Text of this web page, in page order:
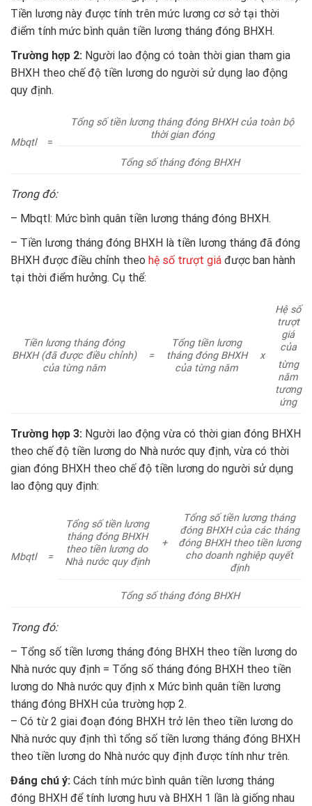
Tiền lương này được tính trên mức lương cơ sở tại thời
điểm tính mức bình quân tiền lương tháng đóng BHXH.
Trường hợp 2: Người lao động có toàn thời gian tham gia
BHXH theo chế độ tiền lương do người sử dụng lao động
quy định.
Mbqtl =
Tổng số tiền lương tháng đóng BHXH của toàn bộ
thời gian đóng
Tổng số tháng đóng BHXH
Trong đó:
– Mbqtl: Mức bình quân tiền lương tháng đóng BHXH.
– Tiền lương tháng đóng BHXH là tiền lương tháng đã đóng
BHXH được điều chỉnh theo hệ số trượt giá được ban hành
tại thời điểm hưởng. Cụ thể:
Tiền lương tháng đóng
BHXH (đã được điều chỉnh)
của từng năm
=
Tổng tiền lương
tháng đóng BHXH
của từng năm
x
Hệ số
trượt
giá
của
từng
năm
tương
ứng
Trường hợp 3: Người lao động vừa có thời gian đóng BHXH
theo chế độ tiền lương do Nhà nước quy định, vừa có thời
gian đóng BHXH theo chế độ tiền lương do người sử dụng
lao động quy định:
Mbqtl =
Tổng số tiền lương
tháng đóng BHXH
theo tiền lương do
Nhà nước quy định
+
Tổng số tiền lương tháng
đóng BHXH của các tháng
đóng BHXH theo tiền lương
cho doanh nghiệp quyết
định
Tổng số tháng đóng BHXH
Trong đó:
– Tổng số tiền lương tháng đóng BHXH theo tiền lương do
Nhà nước quy định = Tổng số tháng đóng BHXH theo tiền
lương do Nhà nước quy định x Mức bình quân tiền lương
tháng đóng BHXH của trường hợp 2.
– Có từ 2 giai đoạn đóng BHXH trở lên theo tiền lương do
Nhà nước quy định thì tổng số tiền lương tháng đóng BHXH
theo tiền lương do Nhà nước quy định được tính như trên.
Đáng chú ý: Cách tính mức bình quân tiền lương tháng
đóng BHXH để tính lương hưu và BHXH 1 lần là giống nhau